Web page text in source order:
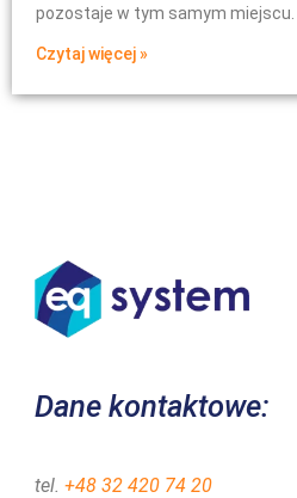
pozostaje w tym samym miejscu.
Czytaj więcej »
Dane kontaktowe:
tel. +48 32 420 74 20